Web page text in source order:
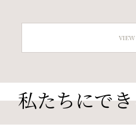
私たちにで